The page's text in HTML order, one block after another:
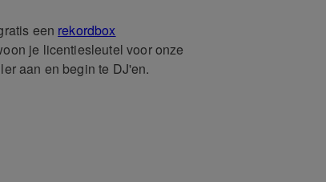
een rekordbox
je licentiesleutel voor onze
aan en begin te DJ'en.